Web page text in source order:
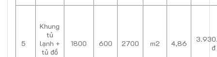
5
Khung
tủ
lạnh +
tủ đồ
1800 600 2700 m2 4,86
đ